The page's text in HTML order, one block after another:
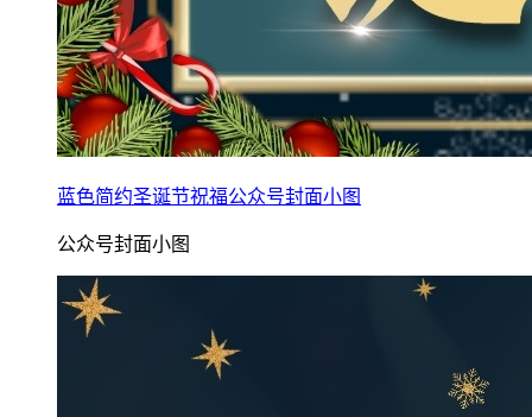
蓝色简约圣诞节祝福公众号封面小图
公众号封面小图